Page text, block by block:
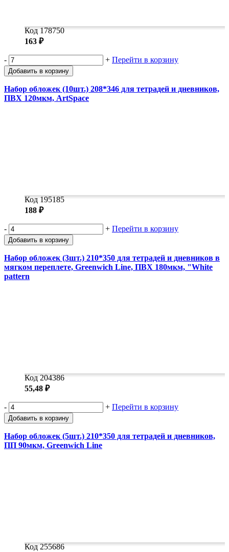
Код 178750
163 ₽
- + Перейти в корзину
Добавить в корзину
Набор обложек (10шт.) 208*346 для тетрадей и дневников,
ПВХ 120мкм, ArtSpace
Код 195185
188 ₽
- + Перейти в корзину
Добавить в корзину
Набор обложек (3шт.) 210*350 для тетрадей и дневников в
мягком переплете, Greenwich Line, ПВХ 180мкм, "White
pattern
Код 204386
55,48 ₽
- + Перейти в корзину
Добавить в корзину
Набор обложек (5шт.) 210*350 для тетрадей и дневников,
ПП 90мкм, Greenwich Line
Код 255686